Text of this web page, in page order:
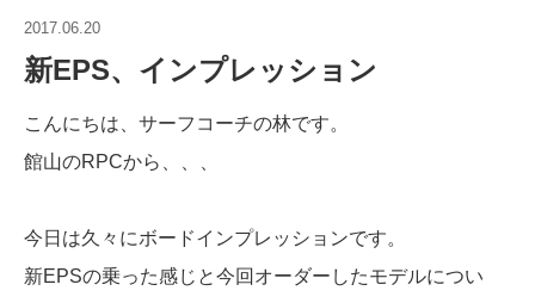
2017.06.20
新EPS、インプレッション
こんにちは、サーフコーチの林です。
館山のRPCから、、、
今日は久々にボードインプレッションです。
新EPSの乗った感じと今回オーダーしたモデルについ